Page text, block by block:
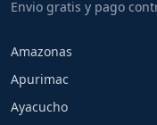
Envio gratis y pago
Amazonas
Apurimac
Ayacucho